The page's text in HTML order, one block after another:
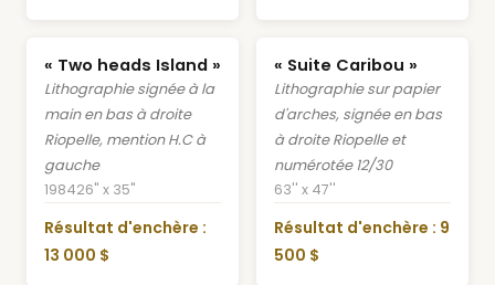
« Two heads Island »
Lithographie signée à la
main en bas à droite
Riopelle, mention H.C à
gauche
198426" x 35"
Résultat d'enchère :
13 000 $
« Suite Caribou »
Lithographie sur papier
d'arches, signée en bas
à droite Riopelle et
numérotée 12/30
63'' x 47''
Résultat d'enchère : 9
500 $